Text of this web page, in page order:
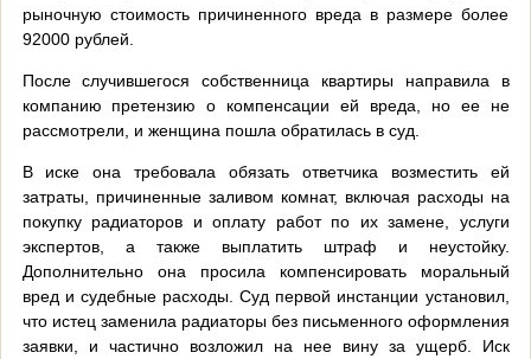
рыночную стоимость причиненного вреда в размере более
92000 рублей.
После случившегося собственница квартиры направила в
компанию претензию о компенсации ей вреда, но ее не
рассмотрели, и женщина пошла обратилась в суд.
В иске она требовала обязать ответчика возместить ей
затраты, причиненные заливом комнат, включая расходы на
покупку радиаторов и оплату работ по их замене, услуги
экспертов, а также выплатить штраф и неустойку.
Дополнительно она просила компенсировать моральный
вред и судебные расходы. Суд первой инстанции установил,
что истец заменила радиаторы без письменного оформления
заявки, и частично возложил на нее вину за ущерб. Иск